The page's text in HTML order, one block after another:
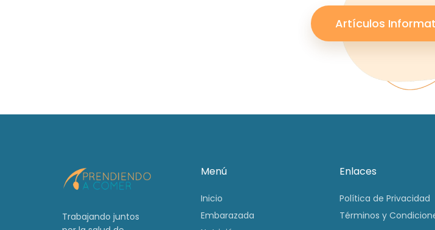
Artículos
Trabajando juntos
Menú
Inicio
Embarazada
Enlaces
Política de Privacidad
Términos y